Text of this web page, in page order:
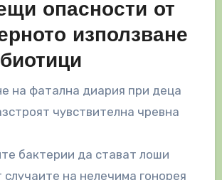
опасности от
използване
на фатална диария при деца
чувствителна чревна
бактерии да стават лоши
случаите на нелечима гонорея